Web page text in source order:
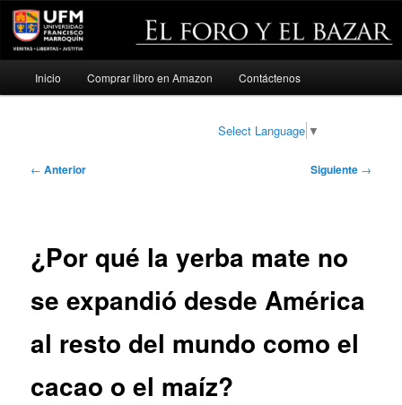
Ir
Inicio Comprar libro en Amazon Contáctenos
Select Language ▼
Navegación
← Anterior Siguiente →
¿Por qué la yerba mate no
se expandió desde América
al resto del mundo como el
cacao o el maíz?